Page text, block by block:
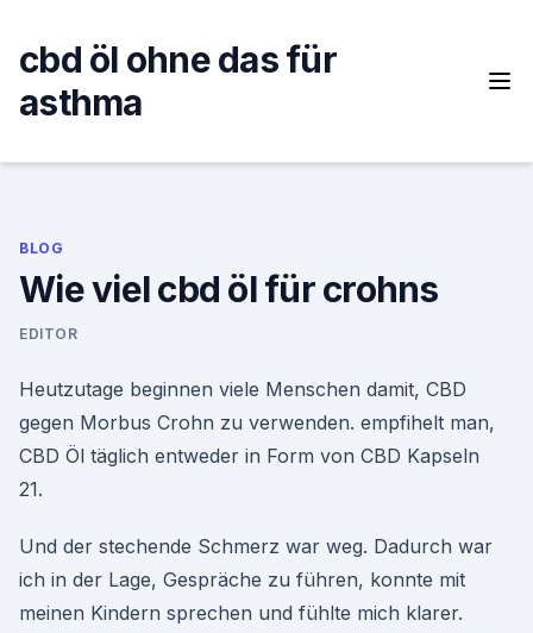
content
cbd öl ohne das für
asthma
BLOG
Wie viel cbd öl für crohns
EDITOR
Heutzutage beginnen viele Menschen damit, CBD
gegen Morbus Crohn zu verwenden. empfihelt man,
CBD Öl täglich entweder in Form von CBD Kapseln
21.
Und der stechende Schmerz war weg. Dadurch war
ich in der Lage, Gespräche zu führen, konnte mit
meinen Kindern sprechen und fühlte mich klarer.